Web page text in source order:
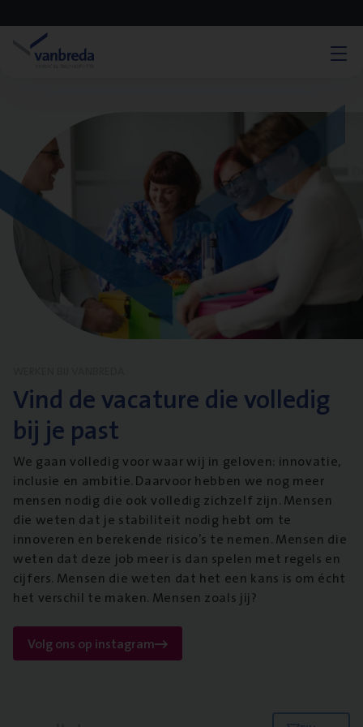
Vind de vacature die volledig
bij je past
We gaan volledig voor waar wij in geloven: innovatie,
inclusie en ambitie. Daarvoor hebben we nog meer
mensen nodig die ook volledig zichzelf zijn. Mensen
die weten dat je stabiliteit nodig hebt om te
innoveren en berekende risico’s te nemen. Mensen die
weten dat deze job meer is dan spelen met regels en
cijfers. Mensen die weten dat het een kans is om écht
het verschil te maken. Mensen zoals jij?
Volg ons op instagram